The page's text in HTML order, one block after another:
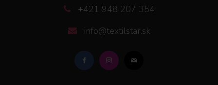
+421 948 207 354
info@textilstar.sk